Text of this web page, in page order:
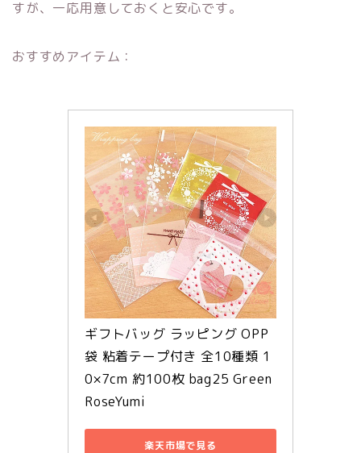
すが、一応用意しておくと安心です。
おすすめアイテム：
ギフトバッグ ラッピング OPP
袋 粘着テープ付き 全10種類 1
0×7cm 約100枚 bag25 Green
RoseYumi
楽天市場で見る